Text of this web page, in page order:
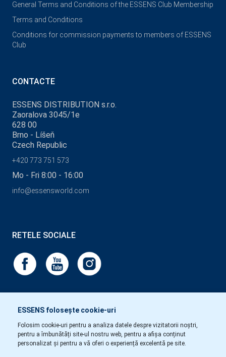
ESSENS folosește cookie-uri
Folosim cookie-uri pentru a analiza datele despre vizitatorii noștri,
pentru a îmbunătăți site-ul nostru web, pentru a afișa conținut
personalizat și pentru a vă oferi o experiență excelentă pe site.
General Terms and Conditions of the ESSENS Club Membership
Terms and Conditions
Conditions for commission payments to members of ESSENS
Club
CONTACTE
ESSENS DISTRIBUTION s.r.o.
Zaoralova 3045/1e
628 00
Brno - Líšeň
Czech Republic
+420 773 751 573
Mo - Fri 8:00 - 16:00
info@essensworld.com
RETELE SOCIALE